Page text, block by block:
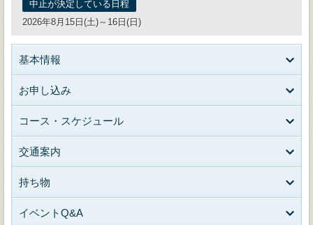
中止が決定している日程
2026年8月15日(土)～16日(日)
基本情報
お申し込み
コース・スケジュール
交通案内
持ち物
イベントQ&A